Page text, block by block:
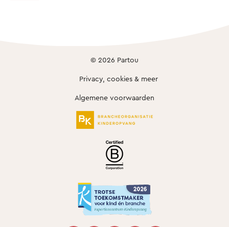
© 2026 Partou
Privacy, cookies & meer
Algemene voorwaarden